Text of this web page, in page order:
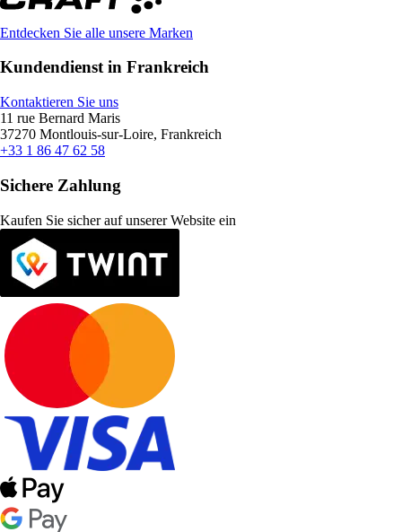
Entdecken Sie alle unsere Marken
Kundendienst in Frankreich
Kontaktieren Sie uns
11 rue Bernard Maris
37270 Montlouis-sur-Loire, Frankreich
+33 1 86 47 62 58
Sichere Zahlung
Kaufen Sie sicher auf unserer Website ein